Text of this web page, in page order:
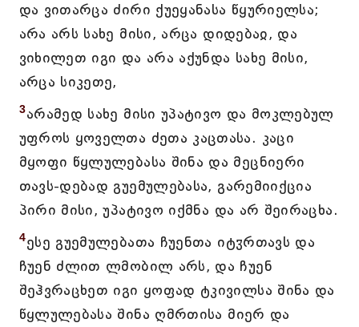
და ვითარცა ძირი ქუეყანასა წყურიელსა;
არა არს სახე მისი, არცა დიდებაჲ, და
ვიხილეთ იგი და არა აქუნდა სახე მისი,
არცა სიკეთე,
3არამედ სახე მისი უპატივო და მოკლებულ
უფროს ყოველთა ძეთა კაცთასა. კაცი
მყოფი წყლულებასა შინა და მეცნიერი
თავს-დებად გუემულებასა, გარემიიქცია
პირი მისი, უპატივო იქმნა და არ შეირაცხა.
4ესე გუემულებათა ჩუენთა იტჳრთავს და
ჩუენ ძლით ლმობილ არს, და ჩუენ
შეჰვრაცხეთ იგი ყოფად ტკივილსა შინა და
წყლულებასა შინა ღმრთისა მიერ და